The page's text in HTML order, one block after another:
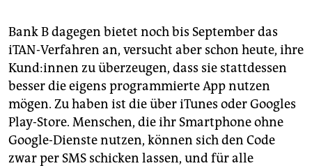
Bank B dagegen bietet noch bis September das
iTAN-Verfahren an, versucht aber schon heute, ihre
Kund:innen zu überzeugen, dass sie stattdessen
besser die eigens programmierte App nutzen
mögen. Zu haben ist die über iTunes oder Googles
Play-Store. Menschen, die ihr Smartphone ohne
Google-Dienste nutzen, können sich den Code
zwar per SMS schicken lassen, und für alle